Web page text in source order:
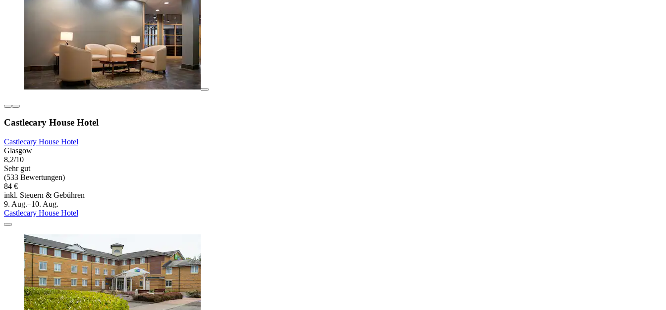
Castlecary House Hotel
Castlecary House Hotel
Glasgow
8,2/10
Sehr gut
(533 Bewertungen)
84 €
inkl. Steuern & Gebühren
9. Aug.–10. Aug.
Castlecary House Hotel